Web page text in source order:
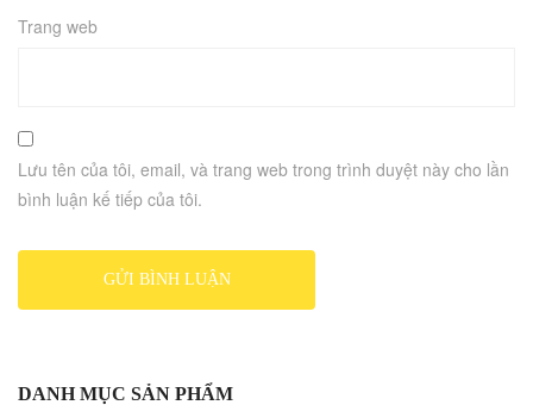
Trang web
Lưu tên của tôi, email, và trang web trong trình duyệt này cho lần
bình luận kế tiếp của tôi.
DANH MỤC SẢN PHẨM